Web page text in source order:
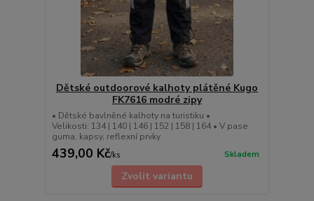
Dětské outdoorové kalhoty plátěné Kugo
FK7616 modré zipy
• Dětské bavlněné kalhoty na turistiku •
Velikosti: 134 | 140 | 146 | 152 | 158 | 164 • V pase
guma, kapsy, reflexní prvky
439,00 Kč/ks Skladem
Zvolit variantu